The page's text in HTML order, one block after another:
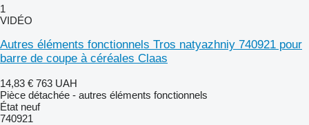
1
VIDÉO
Autres éléments fonctionnels Tros natyazhniy 740921 pour
barre de coupe à céréales Claas
14,83 € 763 UAH
Pièce détachée - autres éléments fonctionnels
État neuf
740921